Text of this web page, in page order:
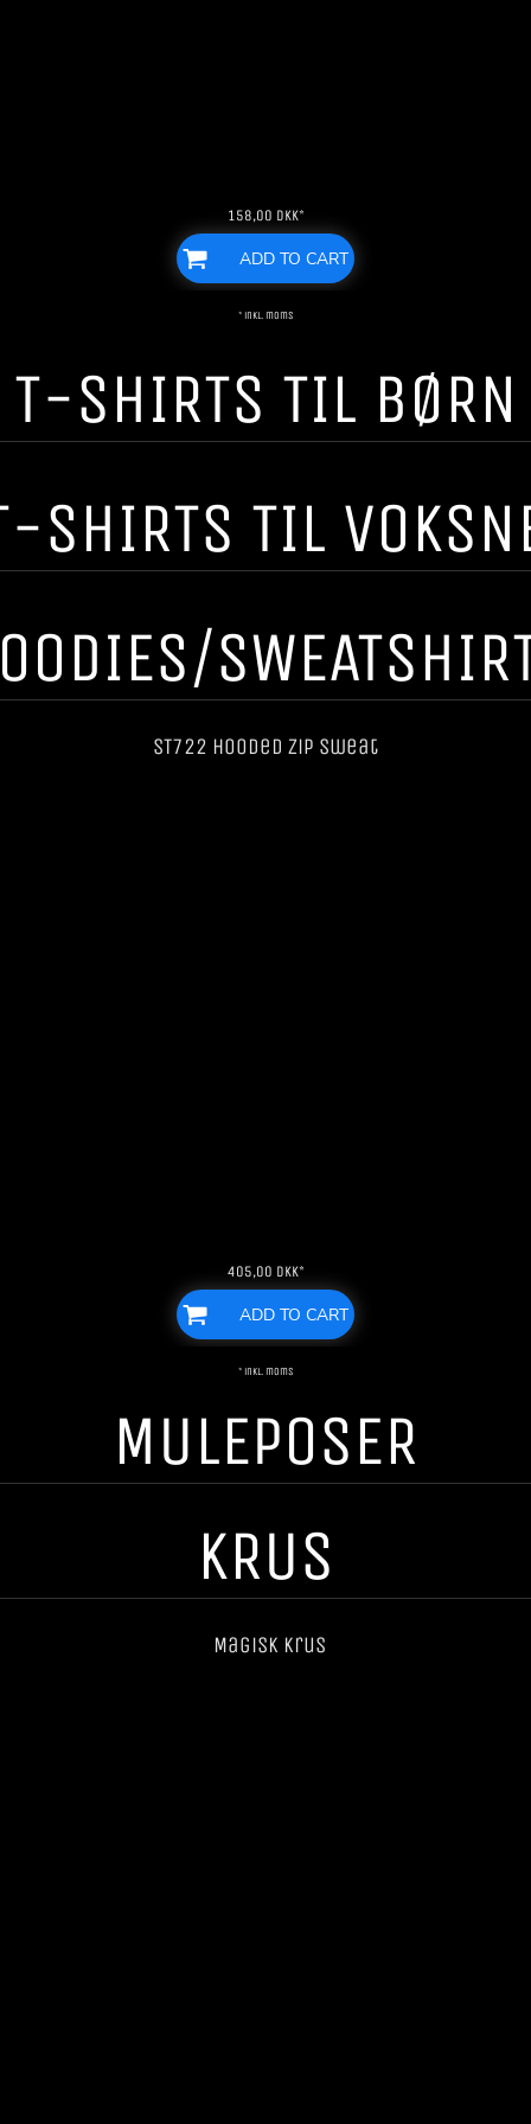
158,00 DKK*
ADD TO CART
* inkl. moms
T-SHIRTS TIL BØRN
SHIRTS TIL
ST722 Hooded Zip Sweat
405,00 DKK*
ADD TO CART
* inkl. moms
MULEPOSER
KRUS
Magisk krus